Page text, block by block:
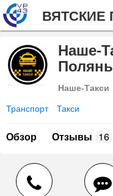
Наше-
Наше-Такси
Транспорт Такси
Обзор Отзывы 16